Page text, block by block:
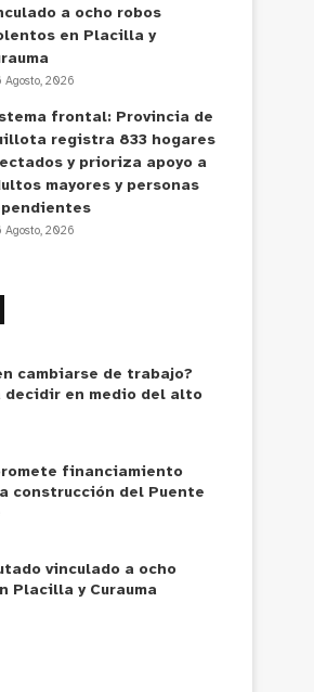
a ocho robos
en Placilla y
Agosto, 2026
frontal: Provincia de
registra 833 hogares
y prioriza apoyo a
mayores y personas
Agosto, 2026
cambiarse de trabajo?
decidir en medio del alto
financiamiento
construcción del Puente
vinculado a ocho
Placilla y Curauma